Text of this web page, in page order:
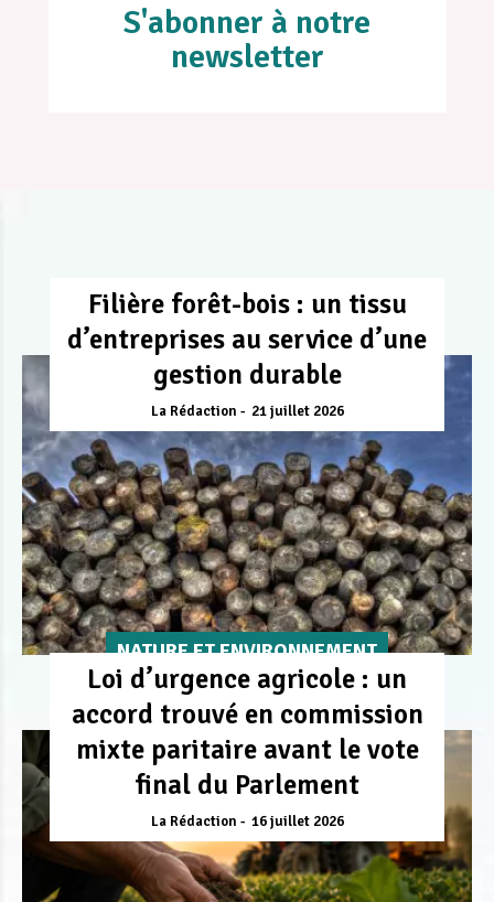
S'abonner à notre
newsletter
Filière forêt-bois : un tissu
d’entreprises au service d’une
gestion durable
La Rédaction 21 juillet 2026
NATURE ET ENVIRONNEMENT
Loi d’urgence agricole : un
accord trouvé en commission
mixte paritaire avant le vote
final du Parlement
La Rédaction 16 juillet 2026